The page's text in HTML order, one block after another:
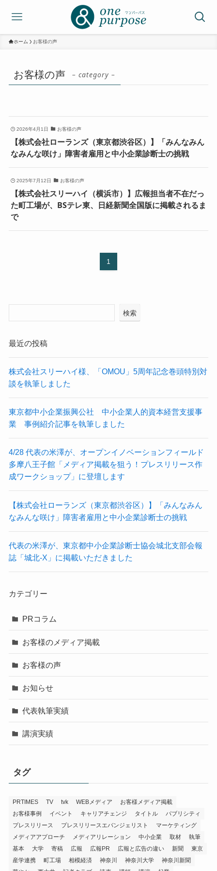
ホーム お客様の声
お客様の声 – category –
2026年4月1日 お客様の声
【株式会社ローランズ（東京都渋谷区）】「みんなみん
なみんな咲け」障害者雇用と中小企業診断士の挑戦
2025年7月12日 お客様の声
【株式会社スリーハイ（横浜市）】広報担当者不在だっ
た町工場が、BSテレ東、日経新聞全国版に掲載されるま
で
1
検索
最近の投稿
株式会社スリーハイ様、「OMOU」5周年記念巻頭特別対
談を執筆しました
東京都中小企業振興公社 中小企業人的資本経営支援事
業 事例紹介記事を執筆しました
4/28 代表の米澤が、オープンイノベーションフィールド
多摩八王子館「メディア掲載を狙う！プレスリリース作
成ワークショップ」に登壇します
【株式会社ローランズ（東京都渋谷区）】「みんなみん
なみんな咲け」障害者雇用と中小企業診断士の挑戦
代表の米澤が、東京都中小企業診断士協会城北支部会報
誌「城北-X」に掲載いただきました
カテゴリー
PRコラム
お客様のメディア掲載
お客様の声
お知らせ
代表執筆実績
講演実績
タグ
PRTIMES TV tvk WEBメディア
お客様メディア掲載
お客様事例
イベント キャリアチェンジ タイトル
パブリシティ
プレスリリース
プレスリリースエバンジェリスト
マーケティング
メディアアプローチ
メディアリレーション 中小企業 取材
執筆
基本
大学 寄稿 広報 広報PR 広報と広告の違い 新聞
東京
産学連携
町工場 相模経済 神奈川 神奈川大学
神奈川新聞